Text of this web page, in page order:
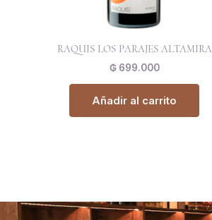
RAQUIS LOS PARAJES ALTAMIRA
₲699.000
Añadir al carrito